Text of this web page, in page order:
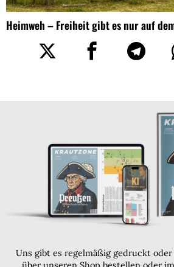
Heimweh – Freiheit gibt es nur auf
Uns gibt es regelmäßig gedruckt oder